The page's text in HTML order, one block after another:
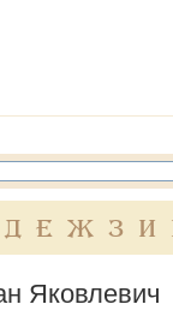
Д Е Ж З И
Яковлевич